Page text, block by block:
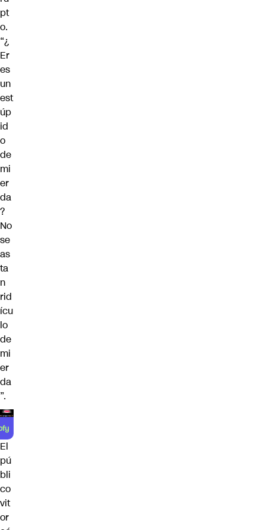
pt
o.
“¿
Er
es
un
est
úp
id
o
de
mi
er
da
?
No
se
as
ta
n
rid
ícu
lo
de
mi
er
da
”.
El
pú
bli
co
vit
or